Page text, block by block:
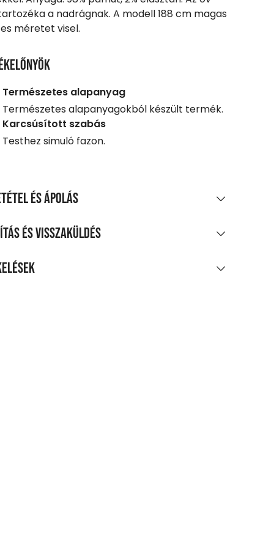
a nadrágnak. A modell 188 cm magas
méretet visel.
Természetes alapanyag
Természetes alapanyagokból készült termék.
Karcsúsított szabás
Testhez simuló fazon.
és ápolás
ÉS KEZELÉS
és visszaküldés